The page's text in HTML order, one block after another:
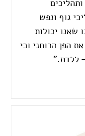
גוף ונפש
שאנו יכולות
הפן הרוחני וכי
ללדת."